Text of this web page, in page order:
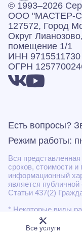
© 1993–2026
ООО "МАСТЕР-
127572, Город
Округ
помещение 1/1
ИНН 9715511730
ОГРН
Есть вопросы?
Режим работы:
Вся
сроков, стоимости и
информационный
является
Статьи 437(2)
* Некоторые виды
подрядными
Все услуги